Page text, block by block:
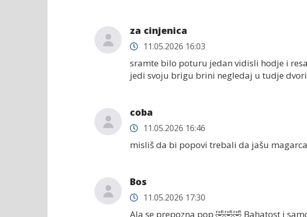
za cinjenica
11.05.2026 16:03
sramte bilo poturu jedan vidisli hodje i
jedi svoju brigu brini negledaj u tudje
coba
11.05.2026 16:46
misliš da bi popovi trebali da jašu
Bos
11.05.2026 17:30
Ala se prepozna pop 🤣🤣🤣 Bahatost i